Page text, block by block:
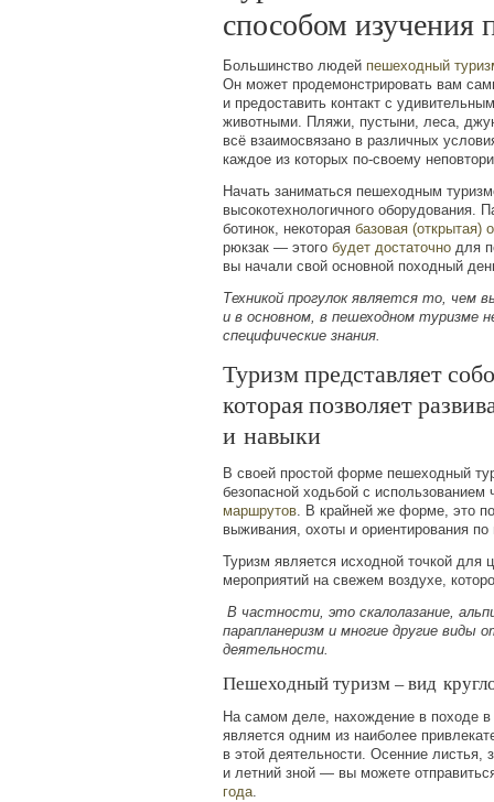
способом изучения
Большинство людей пешеходный
Он может продемонстрировать вам
и предоставить контакт с
животными. Пляжи, пустыни, леса,
всё взаимосвязано в различных
каждое из которых по-своему
Начать заниматься пешеходным
высокотехнологичного оборудования.
ботинок, некоторая базовая (открытая)
рюкзак — этого будет достаточно для
вы начали свой основной походный
Техникой прогулок является то, чем
и в основном, в пешеходном туризме
специфические знания.
Туризм представляет
которая позволяет
и навыки
В своей простой форме пешеходный
безопасной ходьбой с использованием
маршрутов. В крайней же форме, это
выживания, охоты и ориентирования по
Туризм является исходной точкой для
мероприятий на свежем воздухе,
В частности, это скалолазание,
парапланеризм и многие другие виды
деятельности.
Пешеходный туризм – вид
На самом деле, нахождение в походе
является одним из наиболее
в этой деятельности. Осенние листья,
и летний зной — вы можете
года.